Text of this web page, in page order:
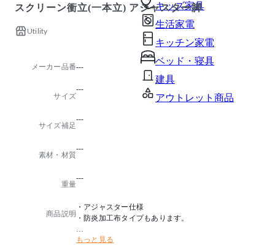
キッズ家具
生活家電
キッチン家電
ベッド・寝具
建具
アウトレット商品
スクリーン衝立(一本立) アジャスター脚
Utility
メーカー品番---
サイズ
---
サイズ補足
---
素材・材質
---
重量
---
商品説明
・アジャスター仕様
・防炎加工布タイプもあります。
※詳細はお問合せください。
もっと見る